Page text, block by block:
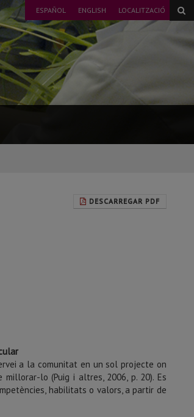
ESPAÑOL ENGLISH LOCALITZACIÓ
DESCARREGAR PDF
a la comunitat en un sol projecte on
lo (Puig i altres, 2006, p. 20). Es
habilitats o valors, a partir de